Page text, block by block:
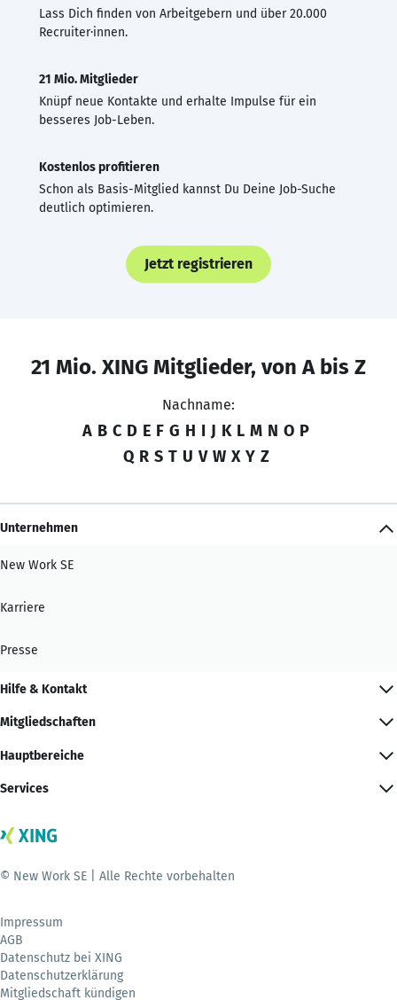
Lass Dich finden von Arbeitgebern und über 20.000
Recruiter·innen.
21 Mio. Mitglieder
Knüpf neue Kontakte und erhalte Impulse für ein
besseres Job-Leben.
Kostenlos profitieren
Schon als Basis-Mitglied kannst Du Deine Job-Suche
deutlich optimieren.
Jetzt registrieren
21 Mio. XING Mitglieder, von A bis Z
Nachname:
A B C D E F G H I J K L M N O P
Q R S T U V W X Y Z
Unternehmen
New Work SE
Karriere
Presse
Hilfe & Kontakt
Mitgliedschaften
Hauptbereiche
Services
© New Work SE | Alle Rechte vorbehalten
Impressum
AGB
Datenschutz bei XING
Datenschutzerklärung
Mitgliedschaft kündigen